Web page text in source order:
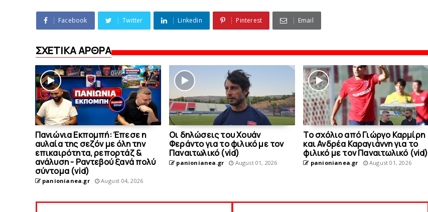
Facebook Twitter Linkedin Pinterest Email
ΣΧΕΤΙΚΑ ΑΡΘΡΑ
Πανιώνια Εκπομπή: Έπεσε η
αυλαία της σεζόν με όλη την
επικαιρότητα, ρεπορτάζ &
ανάλυση - Ραντεβού ξανά πολύ
σύντομα (vid)
panionianea.gr August 04, 2026
Οι δηλώσεις του Χουάν
Φεράντο για το φιλικό με τoν
Παναιτωλικό (vid)
panionianea.gr August 01, 2026
Το σχόλιο από Γιώργο Καρμίρη
και Ανδρέα Καραγιάννη για το
φιλικό με τoν Παναιτωλικό (vid)
panionianea.gr August 01, 2026